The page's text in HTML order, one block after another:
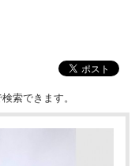
索できます。